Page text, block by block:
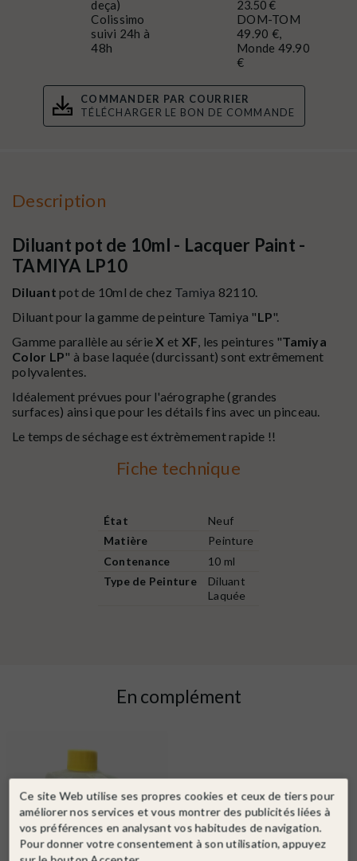
deça)
Colissimo
suivi 24h à
48h
23.50 €
DOM-TOM
49.90 €,
Monde 49.90
€
COMMANDER PAR COURRIER
TÉLÉCHARGER LE BON DE COMMANDE
Description
Diluant pot de 10ml - Lacquer Paint -
TAMIYA LP10
Diluant pot de 10ml de chez Tamiya 82110.
Diluant pour la gamme de peinture Tamiya "LP".
Gamme parallèle au sérieX et XF , les peintures "Tamiya
Color LP" à base laquée (durcissant) sont extrêmement
polyvalentes.
Idéalement prévues pour l'aérographe (grandes
surfaces) ainsi que pour les détails fins avec un pinceau.
Le temps de séchage est éxtrèmement rapide !!
Fiche technique
État
Neuf
Matière
Peinture
Contenance
10 ml
Type de Peinture
Diluant
Laquée
En complément
Ce site Web utilise ses propres cookies et ceux de tiers pour
améliorer nos services et vous montrer des publicités liées à
vos préférences en analysant vos habitudes de navigation.
Pour donner votre consentement à son utilisation, appuyez